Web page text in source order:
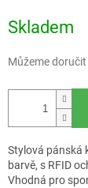
cena:
Skladem
Můžeme doručit
Stylová pánská
barvě, s RFID
Vhodná pro